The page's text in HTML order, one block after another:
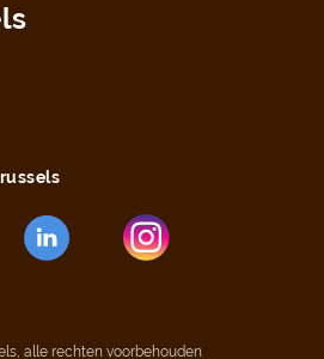
alle rechten voorbehouden